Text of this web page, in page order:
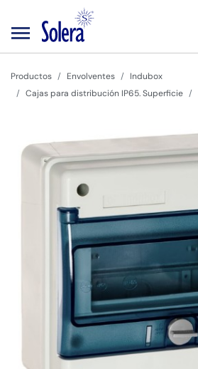
Productos Envolventes
Indubox
Cajas para distribución IP65. Superficie